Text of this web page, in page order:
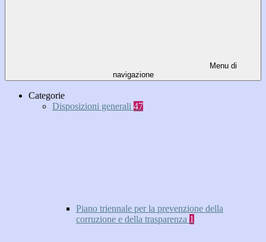
Menu di
navigazione
Categorie
Disposizioni generali 47
Piano triennale per la prevenzione della
corruzione e della trasparenza 1